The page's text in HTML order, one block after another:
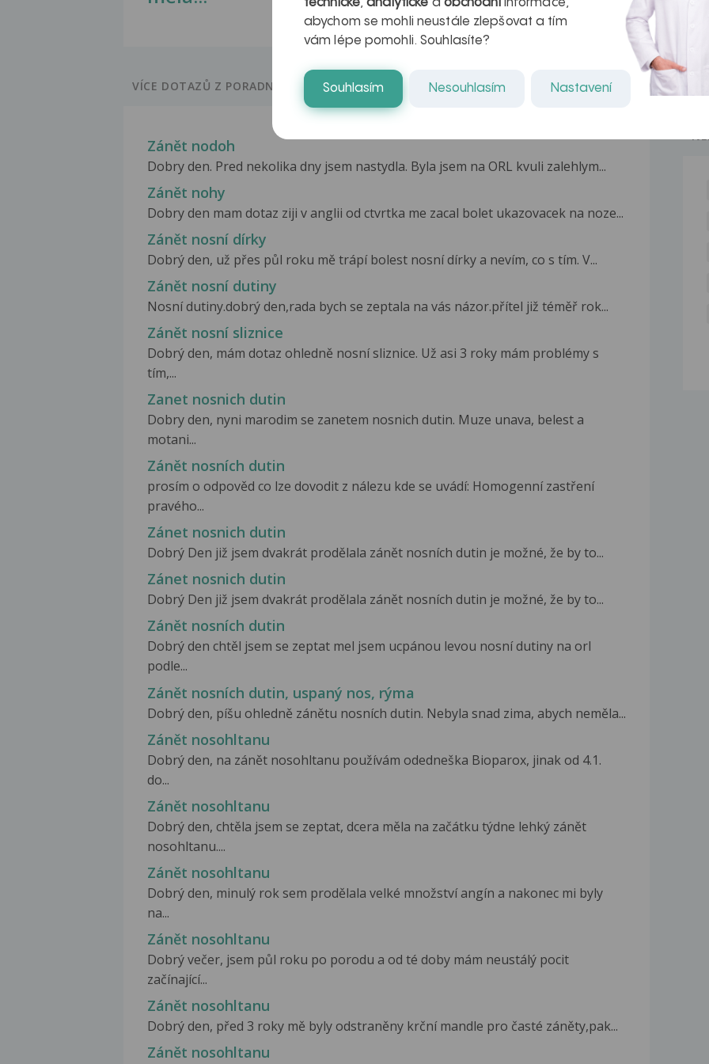
VÍCE DOTAZŮ Z PORADNY
Zánět nodoh
Dobry den. Pred nekolika dny jsem nastydla. Byla jsem na ORL kvuli zalehlym...
Zánět nohy
Dobry den mam dotaz ziji v anglii od ctvrtka me zacal bolet ukazovacek na noze...
Zánět nosní dírky
Dobrý den, už přes půl roku mě trápí bolest nosní dírky a nevím, co s tím. V...
Zánět nosní dutiny
Nosní dutiny.dobrý den,rada bych se zeptala na vás názor.přítel již téměř rok...
Zánět nosní sliznice
Dobrý den, mám dotaz ohledně nosní sliznice. Už asi 3 roky mám problémy s
tím,...
Zanet nosnich dutin
Dobry den, nyni marodim se zanetem nosnich dutin. Muze unava, belest a
motani...
Zánět nosních dutin
prosím o odpověd co lze dovodit z nálezu kde se uvádí: Homogenní zastření
pravého...
Zánet nosnich dutin
Dobrý Den již jsem dvakrát prodělala zánět nosních dutin je možné, že by to...
Zánet nosnich dutin
Dobrý Den již jsem dvakrát prodělala zánět nosních dutin je možné, že by to...
Zánět nosních dutin
Dobrý den chtěl jsem se zeptat mel jsem ucpánou levou nosní dutiny na orl
podle...
Zánět nosních dutin, uspaný nos, rýma
Dobrý den, píšu ohledně zánětu nosních dutin. Nebyla snad zima, abych neměla...
Zánět nosohltanu
Dobrý den, na zánět nosohltanu používám odedneška Bioparox, jinak od 4.1.
do...
Zánět nosohltanu
Dobrý den, chtěla jsem se zeptat, dcera měla na začátku týdne lehký zánět
nosohltanu....
Zánět nosohltanu
Dobrý den, minulý rok sem prodělala velké množství angín a nakonec mi byly
na...
Zánět nosohltanu
Dobrý večer, jsem půl roku po porodu a od té doby mám neustálý pocit
začínající...
Zánět nosohltanu
Dobrý den, před 3 roky mě byly odstraněny krční mandle pro časté záněty,pak...
Zánět nosohltanu
technické,analytické a obchodníinformace,
abychom se mohli neustále zlepšovat a tím
vám lépe pomohli. Souhlasíte?
Souhlasím Nesouhlasím Nastavení